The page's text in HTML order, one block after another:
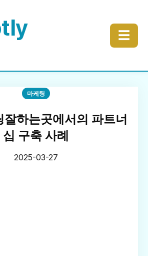
☰
마케팅
잘하는곳에서의 파트너
십 구축 사례
2025-03-27